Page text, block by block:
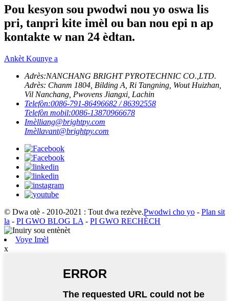
Pou kesyon sou pwodwi nou yo oswa lis
pri, tanpri kite imèl ou ban nou epi n ap
kontakte w nan 24 èdtan.
Ankèt Kounye a
Adrès:NANCHANG BRIGHT PYROTECHNIC CO.,LTD.
Adrès: Chanm 1804, Bilding A, Ri Tangning, Wout Huizhan,
Vil Nanchang, Pwovens Jiangxi, Lachin
Telefòn:0086-791-86496682 / 86392558
Telefòn mobil:0086-13870966678
Imèlliang@brightpy.com
Imèllavant@brightpy.com
© Dwa otè - 2010-2021 : Tout dwa rezève.Pwodwi cho yo - Plan sit
la - PI GWO BLOG LA - PI GWO RECHÈCH
Voye Imèl
x